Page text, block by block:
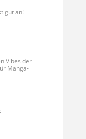
gut an!
Vibes der
Manga-